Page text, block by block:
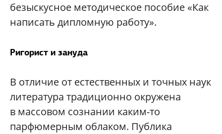
безыскусное методическое пособие «Как
написать дипломную работу».
Ригорист и зануда
В отличие от естественных и точных наук
литература традиционно окружена
в массовом сознании каким-то
парфюмерным облаком. Публика